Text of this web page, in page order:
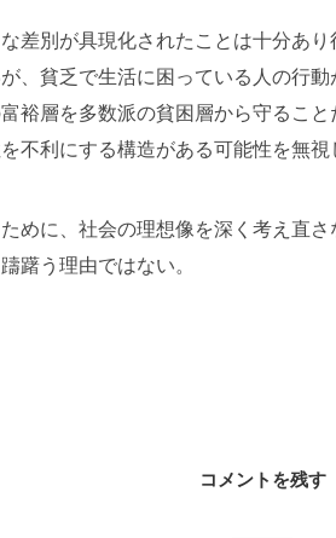
差別が具現化されたことは十分あ
、貧乏で生活に困っている人の行
裕層を多数派の貧困層から守るこ
不利にする構造がある可能性を無視
めに、社会の理想像を深く考え直
躇う理由ではない。
コメントを残す